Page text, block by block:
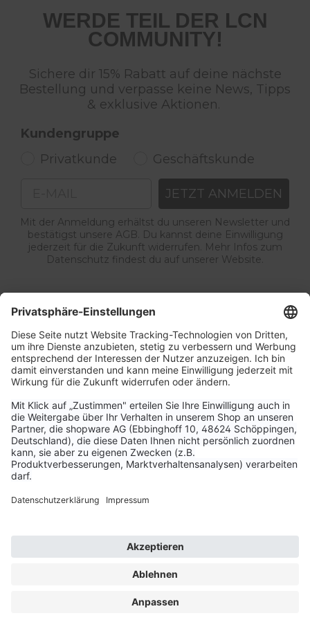
WERDE TEIL DER LCN
COMMUNITY!
Sichere dir 15% Rabatt auf deine nächste
Bestellung und verpasse keine News, Tipps
& exklusive Aktionen.
Kundengruppe
Privatkunde
Geschäftskunde
JETZT ANMELDEN
Mit der Anmeldung erhältst du unseren Newsletter und
bestätigst unsere AGB. Du kannst deine Einwilligung
jederzeit für die Zukunft widerrufen. Mehr Infos zum
Datenschutz findest du auf unserer Website.
Unternehmen
Aktuelle Themen